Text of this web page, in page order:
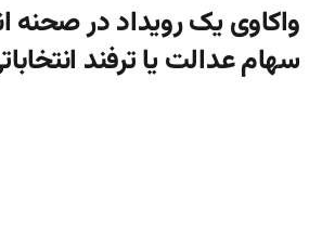
واکاوی یک رویداد در صحنه
سهام عدالت یا ترفند